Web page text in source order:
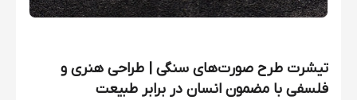
تیشرت طرح صورت‌های سنگی | طراحی هنری و
فلسفی با مضمون انسان در برابر طبیعت